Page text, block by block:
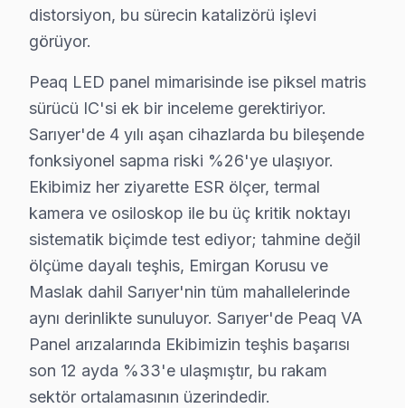
Rumeli Hisarı aksı ve Boğaz yolu ve Otobüs hatları
Sarıyer'da Peaq LED TV'niz bozulduğunda aklınıza
• Sarıyer'de 25+ sertifikalı teknisyen Peaq
• Sarıyer'de sadece orijinal parça kullanıyoruz.
• Chip-level tamir için osiloskop, ESR ve termal
Sık karşılaştığımız şey şu:, Rumeli Hisarı,
Sarıyer × Peaq: Yerel İçerik ve Deneyim
Sarıyer'deki Peaq servis hacmi takvim boyunca beş
İkinci pik — Mart sonu: Bahar temizliği sırasında
Üçüncü pik — Haziran: Ramazan Bayramı ve yaz
distorsiyon, bu sürecin katalizörü işlevi
görüyor.
Peaq LED panel mimarisinde ise piksel matris
sürücü IC'si ek bir inceleme gerektiriyor.
Sarıyer'de 4 yılı aşan cihazlarda bu bileşende
fonksiyonel sapma riski %26'ye ulaşıyor.
Ekibimiz her ziyarette ESR ölçer, termal
kamera ve osiloskop ile bu üç kritik noktayı
sistematik biçimde test ediyor; tahmine değil
ölçüme dayalı teşhis, Emirgan Korusu ve
Maslak dahil Sarıyer'nin tüm mahallelerinde
aynı derinlikte sunuluyor. Sarıyer'de Peaq VA
Panel arızalarında Ekibimizin teşhis başarısı
son 12 ayda %33'e ulaşmıştır, bu rakam
sektör ortalamasının üzerindedir.